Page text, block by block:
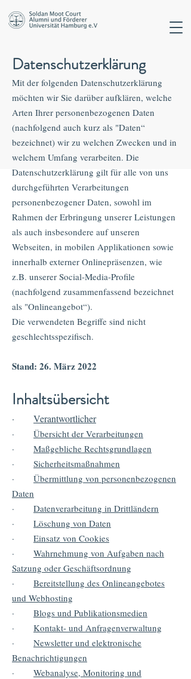
Datenschutzerklärung
Mit der folgenden Datenschutzerklärung
möchten wir Sie darüber aufklären, welche
Arten Ihrer personenbezogenen Daten
(nachfolgend auch kurz als "Daten“
bezeichnet) wir zu welchen Zwecken und in
welchem Umfang verarbeiten. Die
Datenschutzerklärung gilt für alle von uns
durchgeführten Verarbeitungen
personenbezogener Daten, sowohl im
Rahmen der Erbringung unserer Leistungen
als auch insbesondere auf unseren
Webseiten, in mobilen Applikationen sowie
innerhalb externer Onlinepräsenzen, wie
z.B. unserer Social-Media-Profile
(nachfolgend zusammenfassend bezeichnet
als "Onlineangebot“).
Die verwendeten Begriffe sind nicht
geschlechtsspezifisch.
Stand: 26. März 2022
Inhaltsübersicht
· Verantwortlicher
· Übersicht der Verarbeitungen
· Maßgebliche Rechtsgrundlagen
· Sicherheitsmaßnahmen
· Übermittlung von personenbezogenen
Daten
· Datenverarbeitung in Drittländern
· Löschung von Daten
· Einsatz von Cookies
· Wahrnehmung von Aufgaben nach
Satzung oder Geschäftsordnung
· Bereitstellung des Onlineangebotes
und Webhosting
· Blogs und Publikationsmedien
· Kontakt- und Anfragenverwaltung
· Newsletter und elektronische
Benachrichtigungen
· Webanalyse, Monitoring und